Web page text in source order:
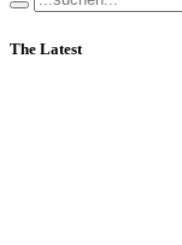
The Latest